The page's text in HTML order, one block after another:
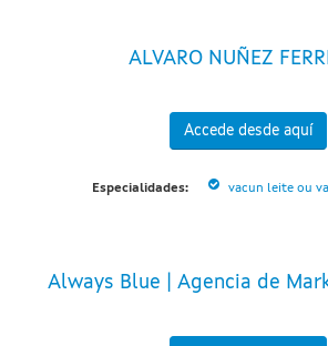
ALVARO NUÑEZ
Accede desde aquí
Especialidades: vacun leite ou
Always Blue | Agencia de